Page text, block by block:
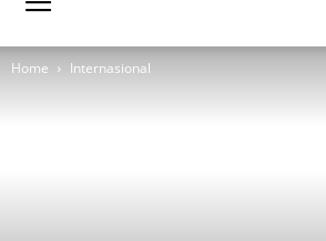
Home Internasional